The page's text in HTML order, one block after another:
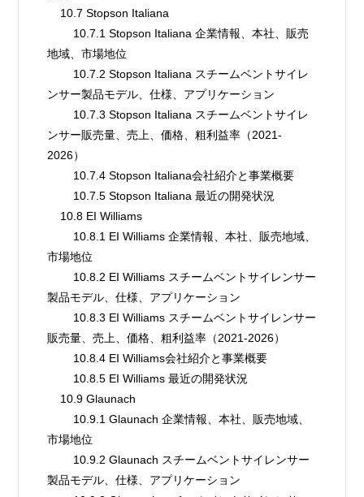
    10.7 Stopson Italiana
地域、市場地位
ンサー製品モデル、仕様、アプリケーション
ンサー販売量、売上、価格、粗利益率（2021-
2026）
        10.7.4 Stopson Italiana会社紹介と事業概要
        10.7.5 Stopson Italiana 最近の開発状況
    10.8 EI Williams
市場地位
製品モデル、仕様、アプリケーション
販売量、売上、価格、粗利益率（2021-2026）
        10.8.4 EI Williams会社紹介と事業概要
        10.8.5 EI Williams 最近の開発状況
    10.9 Glaunach
市場地位
製品モデル、仕様、アプリケーション